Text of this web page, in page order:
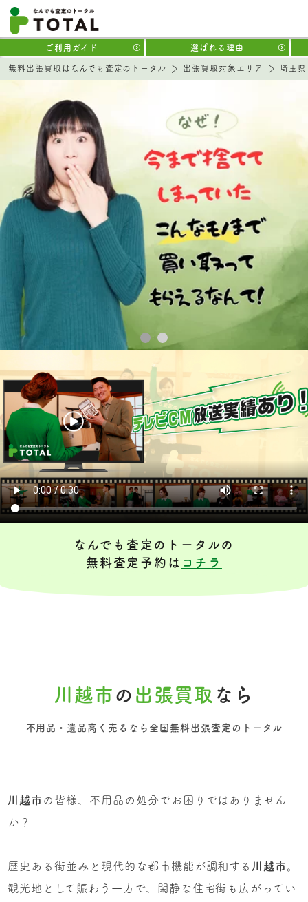
ご利用ガイド 選ばれる理由
無料出張買取はなんでも査定のトータル 出張買取対象エリア 埼玉県
なんでも査定のトータルの
無料査定予約は コチラ
川越市 の 出張買取 なら
不用品・遺品高く売るなら全国無料出張査定のトータル
川越市 の皆様、不用品の処分でお困りではありません
か？
歴史ある街並みと現代的な都市機能が調和する 川越市。
観光地として賑わう一方で、閑静な住宅街も広がってい